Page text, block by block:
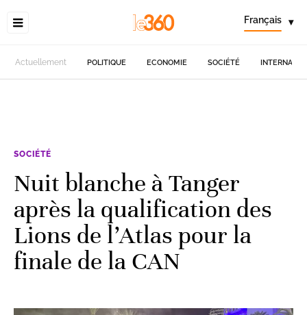
Français ▾
Actuellement POLITIQUE ECONOMIE SOCIÉTÉ
SOCIÉTÉ
Nuit blanche à Tanger
après la qualification des
Lions de l’Atlas pour la
finale de la CAN